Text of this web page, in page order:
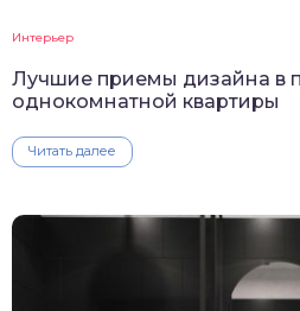
Интерьер
Лучшие приемы дизайна в
однокомнатной квартиры
Читать далее